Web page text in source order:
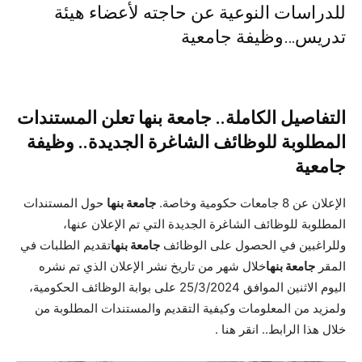
للدراسات النوعية عن حاجته لأعضاء هيئة
تدريس…وظيفة جامعية
التفاصيل الكاملة.. جامعة بنها تعلن المستندات
المطلوبة للوظائف الشاغرة الجديدة.. وظيفة
جامعية
الإعلان عن 8 جامعات حكومية وخاصة. جامعة بنها حول المستندات
المطلوبة للوظائف الشاغرة الجديدة التي تم الإعلان عنها،
وللراغبين في الحصول على الوظائف جامعة بنهاتقديم الطلبات في
المقر جامعة بنهاخلال شهر من تاريخ نشر الإعلان الذي تم نشره
اليوم الاثنين الموافق 25/3/2024 على بوابة الوظائف الحكومية،
ولمزيد من المعلومات وكيفية التقديم والمستندات المطلوبة من
خلال هذا الرابط.. انقر هنا .